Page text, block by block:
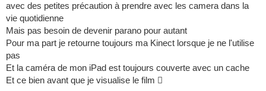
avec des petites précaution à prendre avec les camera dans la
vie quotidienne
Mais pas besoin de devenir parano pour autant
Pour ma part je retourne toujours ma Kinect lorsque je ne l'utilise
pas
Et la caméra de mon iPad est toujours couverte avec un cache
Et ce bien avant que je visualise le film 